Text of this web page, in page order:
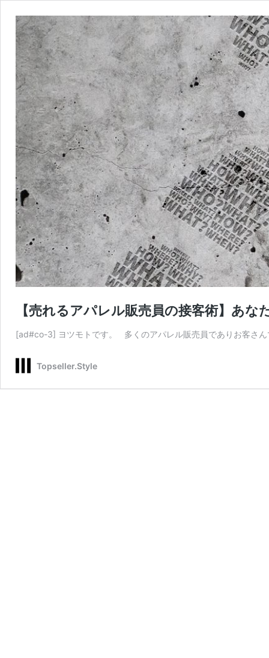
【売れるアパレル販売員の接客術】あ
[ad#co-3] ヨツモトです。 多くのアパレル販売員でありお客さ
Topseller.Style